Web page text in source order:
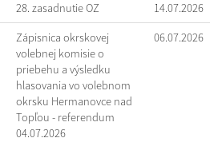
28. zasadnutie OZ 14.07.2026
Zápisnica okrskovej
volebnej komisie o
priebehu a výsledku
hlasovania vo volebnom
okrsku Hermanovce nad
Topľou - referendum
04.07.2026
06.07.2026